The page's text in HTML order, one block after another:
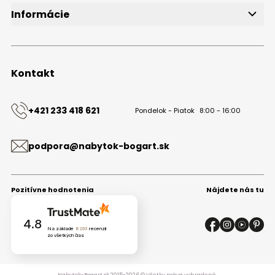
Informácie
Obchodné podmienky
Kontakt
Kontakt
+421 233 418 621 Pondelok - Piatok 8:00 - 16:00
podpora@nabytok-bogart.sk
Pozitívne hodnotenia
4.8 Na základe 8293 recenzií
zo všetkých čias
Nájdete nás tu